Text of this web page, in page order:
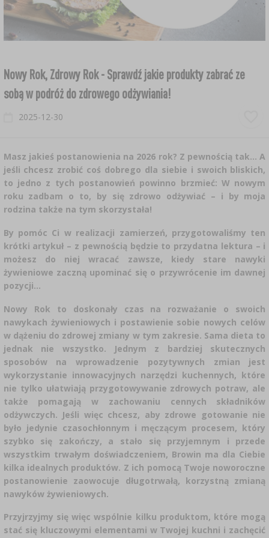
JELITA I OSŁONKI
KULTURY BAKTERII SEROWARSKIE
KULTURY BAKTERII WĘDLINIARSKIE
PEKLE, MARYNATY, PRZYPRAWY I ZIOŁA ›
PODPUSZCZKI SEROWARSKIE
SUBSTANCJE POMOCNICZE W SEROWARSTWIE
SUBSTANCJE ŻELUJĄCE DŻEMY
ZESTAWY SERWOWARSKIE
DEKORACJE CUKIERNICZE I PRODUKTY DO
PIECZENIA
›
SZYNKOWARY I WORKI
WĘDZARNIE I HAKI ›
KOCIOŁKI I NACZYNIA ŻELIWNE
GRILLOWANIE
NADZIEWARKI ›
GARNKI I FORMY RZYMSKIE
MASZYNKI DO MIELENIA
PAKOWANIE PRÓŻNIOWE ›
AKCESORIA DO PEKLOWANIA ›
APLIKATORY, ZACISKARKI ›
NICI, SZNURKI, SIATKI ›
OSŁONKI
JELITA
BALONY DO WINA
KOSZE DO BALONÓW
KORKI I KAPTURKI DO BALONÓW
SŁOIKI DO FERMENTACJI
RURKI FERMENTACYJNE
VYPITO
POŻYWKI
ŚRODKI DODATKOWE ›
PRASY
ROZDRABNIARKI
FILTROWANIE ›
KORKOWANIE ›
AKCESORIA WINIARSKIE ›
KAMIENIE DO PIZZY
KULTURY BAKTERII
FORMY DO SERA
DODATKOWE AKCESORIA
PRASY
PAKOWANIE PRÓŻNIOWE ›
LITERATURA
WĘDZENIE I GRILLOWANIE
KULTURY BAKTERII
JOGURTOWNICE
PRZYPRAWY
BREWKITY COOPERS
DODATKI DO PIWA
DROŻDŻE PIWOWARSKIE
AREOMETRY
POJEMNIKI FERMENTACYJNE
RURKI FERMENTACYJNE
AKCESORIA PIWOWARSKIE
KAPSLE
KAPSLOWNICE
BUTELKI
BADANIA PIWA
ŚRODKI DODATKOWE
SŁOIKI ›
MASZYNKI DO POMIDORÓW
SZATKOWNICE DO KAPUSTY
UBIJAKI DO KAPUSTY
BECZKI I WORKI ›
KAMIONKA
SOKOWNIKI
BUTELKI
SZYBKOWARY
SUSZARKI DO ŻYWNOŚCI
LEJKI
DESTYLATORY ›
KOLUMNY FILTRACYJNE
MIERNIKI, WSKAŹNIKI
DODATKOWE AKCESORIA
DODATKI SMAKOWE ›
ZACISKARKI
GĄSIORY ›
BUTELKI ›
ZAKRĘTKI
BECZKI I KARAFKI
VYPITO
DROŻDŻE GORZELNICZE
WĘGIEL AKTYWNY
MIERNIKI GLEBOWE
ODSTRASZACZE ›
SZKLARNIE I TUNELE
AKCESORIA I NARZĘDZIA OGRODNICZE
DOMKI I KARMNIKI
WĘDZARNIE I HAKI ›
GRILLOWANIE
NACZYNIA ŻELIWNE
PALENISKA
PAKOWANIE PRÓŻNIOWE ›
PRZECHOWYWANIE ›
MŁYNKI I MOŹDZIERZE ›
KUCHENNE ›
LODÓWKOWE
ZOOLOGICZNE
ELEKTRONICZNE
RETRO
CZUJNIKI BEZPRZEWODOWE
Nowy Rok, Zdrowy Rok - Sprawdź jakie produkty zabrać ze
sobą w podróż do zdrowego odżywiania!
2025-12-30
Masz jakieś postanowienia na 2026 rok? Z pewnością tak… A
jeśli chcesz zrobić coś dobrego dla siebie i swoich bliskich,
to jedno z tych postanowień powinno brzmieć: W nowym
roku zadbam o to, by się zdrowo odżywiać – i by moja
rodzina także na tym skorzystała!
By pomóc Ci w realizacji zamierzeń, przygotowaliśmy ten
krótki artykuł – z pewnością będzie to przydatna lektura – i
możesz do niej wracać zawsze, kiedy stare nawyki
żywieniowe zaczną upominać się o przywrócenie im dawnej
pozycji…
Nowy Rok to doskonały czas na rozważanie o swoich
nawykach żywieniowych i postawienie sobie nowych celów
w dążeniu do zdrowej zmiany w tym zakresie. Sama dieta to
jednak nie wszystko. Jednym z bardziej skutecznych
sposobów na wprowadzenie pozytywnych zmian jest
wykorzystanie innowacyjnych narzędzi kuchennych, które
nie tylko ułatwiają przygotowywanie zdrowych potraw, ale
także pomagają w zachowaniu cennych składników
odżywczych. Jeśli więc chcesz, aby zdrowe gotowanie nie
było jedynie czasochłonnym i męczącym procesem, który
szybko się zakończy, a stało się przyjemnym i przede
wszystkim trwałym doświadczeniem, Browin ma dla Ciebie
kilka idealnych produktów. Z ich pomocą Twoje noworoczne
postanowienie zaowocuje długotrwałą, korzystną zmianą
nawyków żywieniowych.
Przyjrzyjmy się więc wspólnie kilku produktom, które mogą
stać się kluczowymi elementami w Twojej kuchni i zachęcić